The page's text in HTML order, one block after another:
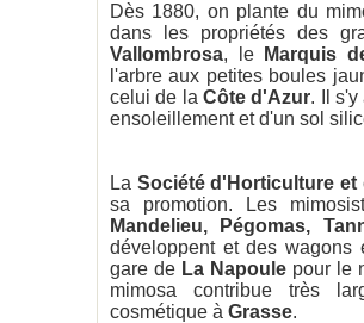
Dès 1880, on plante du
dans les propriétés des
Vallombrosa, le
Marquis
l'arbre aux petites boules
celui de la Côte d'Azur. Il s'y
ensoleillement et d'un sol
La Société d'Horticulture
sa promotion. Les
Mandelieu, Pégomas,
développent et des wagons
gare de La Napoule pour le
mimosa contribue très
cosmétique à Grasse.